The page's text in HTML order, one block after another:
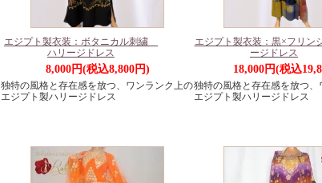
エジプト製衣装：ボタニカル刺繍
ハリージドレス
8,000円(税込8,800円)
独特の風格と存在感を放つ、ワンランク上の
エジプト製ハリージドレス
エジプト製衣装：黒×フリン
ージドレス
18,000円(税込
独特の風格と存在感を放つ、
エジプト製ハリージドレス